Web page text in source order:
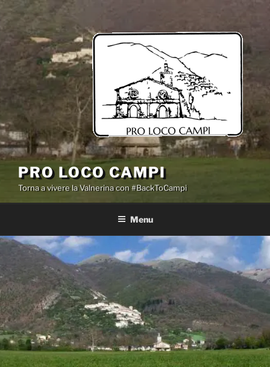
Salta
contenuto
PRO LOCO CAMPI
Torna a vivere la Valnerina con #BackToCampi
Menu